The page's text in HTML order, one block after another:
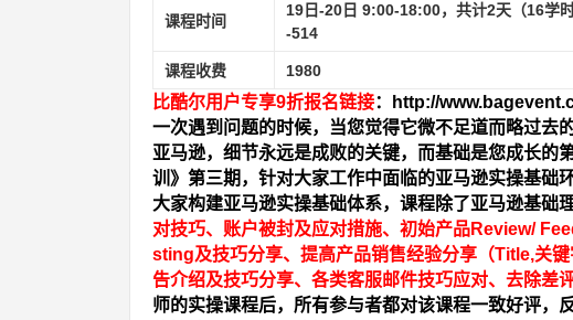
课程时间
19 日-20 日 9:00-18:00，共计2天（16学
-514
课程收费 1980
比酷尔用户专享9折报名链接： http://
一次遇到问题的时候，当您觉得它微不足道而略过去
亚马逊，细节永远是成败的关键，而基础是您成长的
训》第三期，针对大家工作中面临的亚马逊实操基础
大家构建亚马逊实操基础体系，课程除了亚马逊基础
对技巧、账户被封及应对措施、初始产品Review/
sting及技巧分享、提高产品销售经验分享（Title,关键
告介绍及技巧分享、各类客服邮件技巧应对、去除差
师的实操课程后，所有参与者都对该课程一致好评，